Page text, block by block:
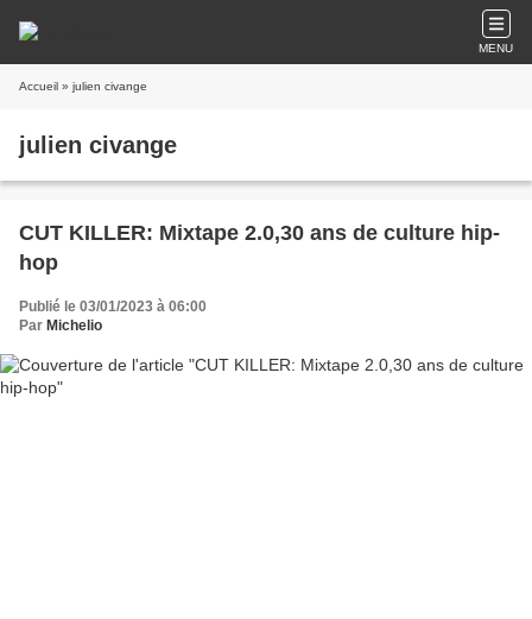
MENU
Accueil » julien civange
julien civange
CUT KILLER: Mixtape 2.0,30 ans de culture hip-
hop
Publié le 03/01/2023 à 06:00
Par Michelio